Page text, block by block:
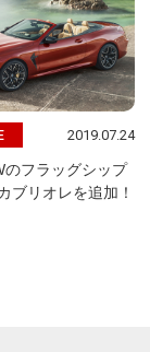
2019.07.24
のフラッグシップ
ブリオレを追加！